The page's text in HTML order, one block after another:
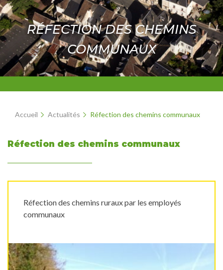
RÉFECTION DES CHEMINS
COMMUNAUX
Accueil Actualités Réfection des chemins communaux
Réfection des chemins communaux
Réfection des chemins ruraux par les employés
communaux